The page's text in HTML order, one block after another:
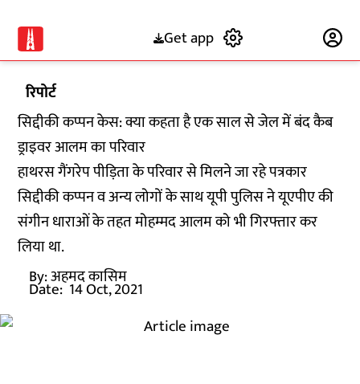
Get app
रिपोर्ट
सिद्दीकी कप्पन केस: क्या कहता है एक साल से जेल में बंद कैब
ड्राइवर आलम का परिवार
हाथरस गैंगरेप पीड़िता के परिवार से मिलने जा रहे पत्रकार
सिद्दीकी कप्पन व अन्य लोगों के साथ यूपी पुलिस ने यूएपीए की
संगीन धाराओं के तहत मोहम्मद आलम को भी गिरफ्तार कर
लिया था.
By:अहमद कासिम
Date: 14 Oct, 2021